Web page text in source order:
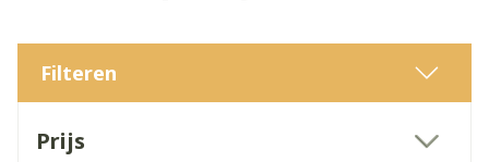
Filteren
Prijs